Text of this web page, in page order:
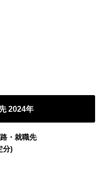
2024年
・就職先
分)